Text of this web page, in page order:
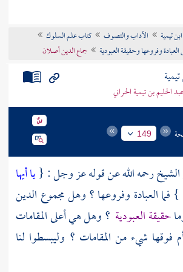
تيمية الآداب والتصوف
كتاب علم السلوك
وفروعها وحقيقة العبودية جماع الدين أصلان
الحليم بن تيمية الحراني
149
رحمه الله عن قوله عز وجل : {يا أيها
} فما العبادة وفروعها ؟ وهل مجموع الدين
حقيقة العبودية ؟ وهل هي أعلى المقامات
فوقها شيء من المقامات ؟ وليبسطوا لنا